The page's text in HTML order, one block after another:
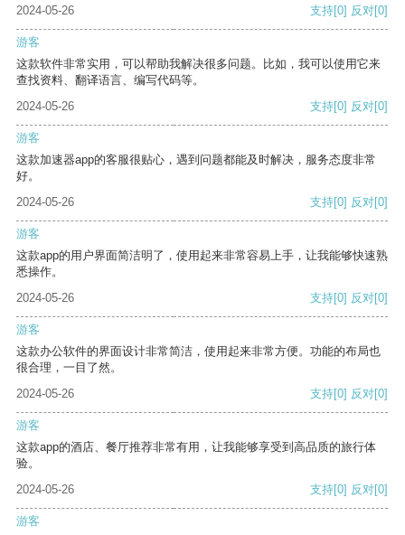
2024-05-26 支持[0] 反对[0]
游客
这款软件非常实用，可以帮助我解决很多问题。比如，我可以使用它来
查找资料、翻译语言、编写代码等。
2024-05-26
支持[0] 反对[0]
游客
这款加速器app的客服很贴心，遇到问题都能及时解决，服务态度非常
好。
2024-05-26
支持[0] 反对[0]
游客
这款app的用户界面简洁明了，使用起来非常容易上手，让我能够快速熟
悉操作。
2024-05-26
支持[0] 反对[0]
游客
这款办公软件的界面设计非常简洁，使用起来非常方便。功能的布局也
很合理，一目了然。
2024-05-26
支持[0] 反对[0]
游客
这款app的酒店、餐厅推荐非常有用，让我能够享受到高品质的旅行体
验。
2024-05-26
支持[0] 反对[0]
游客